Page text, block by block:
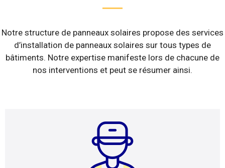
Notre structure de panneaux solaires propose des services
d’installation de panneaux solaires sur tous types de
bâtiments. Notre expertise manifeste lors de chacune de
nos interventions et peut se résumer ainsi.